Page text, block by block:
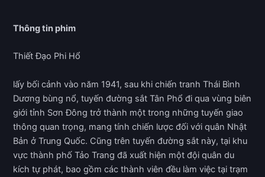
Thông tin phim
Thiết Đạo Phi Hổ
lấy bối cảnh vào năm 1941, sau khi chiến tranh Thái Bình
Dương bùng nổ, tuyến đường sắt Tân Phổ đi qua vùng biên
giới tỉnh Sơn Đông trở thành một trong những tuyến giao
thông quan trọng, mang tính chiến lược đối với quân Nhật
Bản ở Trung Quốc. Cũng trên tuyến đường sắt này, tại khu
vực thành phố Tảo Trang đã xuất hiện một đội quân du
kích tự phát, bao gồm các thành viên đều làm việc tại trạm